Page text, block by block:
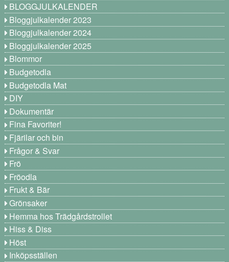
BLOGGJULKALENDER
Bloggjulkalender 2023
Bloggjulkalender 2024
Bloggjulkalender 2025
Blommor
Budgetodla
Budgetodla Mat
DIY
Dokumentär
Fina Favoriter!
Fjärilar och bin
Frågor & Svar
Frö
Fröodla
Frukt & Bär
Grönsaker
Hemma hos Trädgårdstrollet
Hiss & Diss
Höst
Inköpsställen